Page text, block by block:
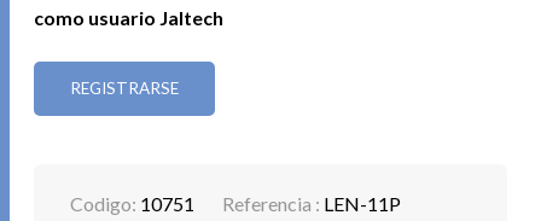
como usuario Jaltech
REGISTRARSE
Codigo: 10751 Referencia : LEN-11P